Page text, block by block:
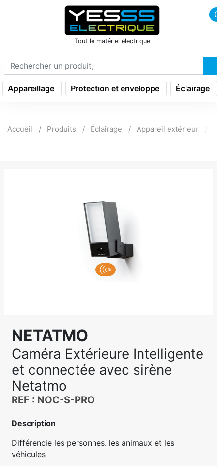
icon menu burger
Tout le matériel électrique
Appareillage Protection et enveloppe Éclairage
Accueil Produits Éclairage Appareil extérieur
NETATMO
Caméra Extérieure Intelligente
et connectée avec sirène
Netatmo
REF : NOC-S-PRO
Description
Différencie les personnes. les animaux et les
véhicules